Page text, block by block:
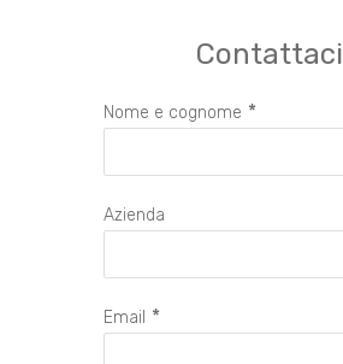
Contattaci
Nome e cognome *
Azienda
Email *